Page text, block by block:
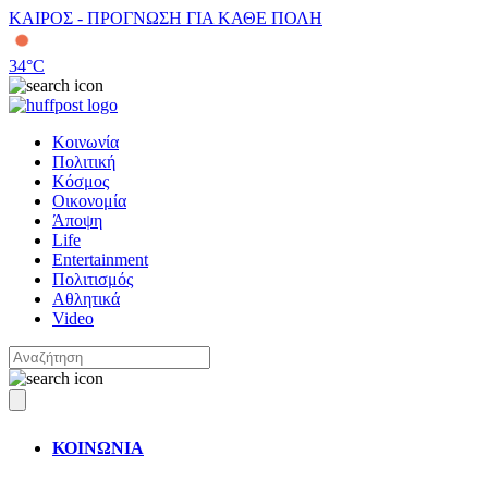
ΚΑΙΡΟΣ - ΠΡΟΓΝΩΣΗ ΓΙΑ ΚΑΘΕ ΠΟΛΗ
34°C
Κοινωνία
Πολιτική
Κόσμος
Οικονομία
Άποψη
Life
Entertainment
Πολιτισμός
Αθλητικά
Video
ΚΟΙΝΩΝΙΑ